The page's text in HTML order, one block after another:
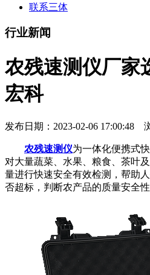
联系三体
行业新闻
农残速测仪厂家
宏科
发布日期：2023-02-06 17:00:48
农残速测仪为一体化便携式
对大量蔬菜、水果、粮食、茶叶
量进行快速安全有效检测，帮助
否超标，判断农产品的质量安全